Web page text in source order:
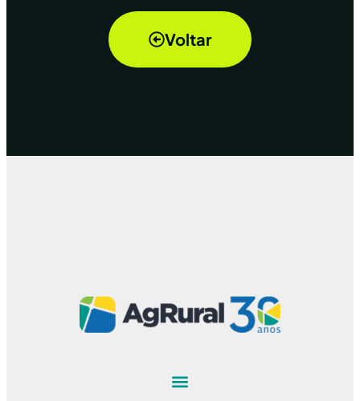
Voltar